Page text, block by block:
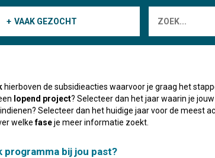
VAAK GEZOCHT
hierboven de subsidieacties waarvoor je graag het
lopend project? Selecteer dan het jaar waarin je
indienen? Selecteer dan het huidige jaar voor de meest
welkefaseje meer informatie zoekt.
programma bij jou past?